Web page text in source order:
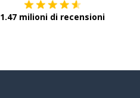
1.47 milioni di recensioni